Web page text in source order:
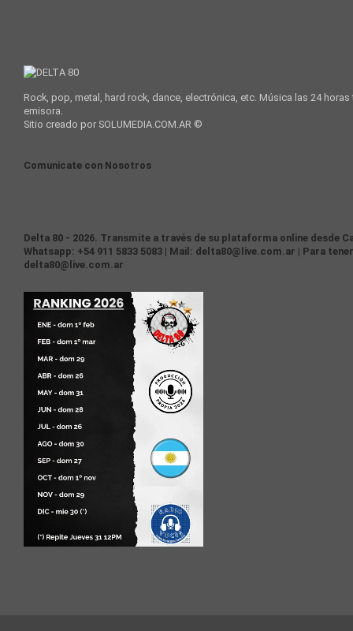
Rock, pop, metal, hard rock, dance, electrónica, etc. Música las 24
emisora.
Sitio creado por SOLUMEDIA.COM.AR ©
Comunicate con Nosotros
Delta 80 - 2026. Transmite a través de su plataforma online desde
Whatsapp: +54 911 5833 5083 | Mail: delta80@live.com.ar | Para
delta80@live.com.ar